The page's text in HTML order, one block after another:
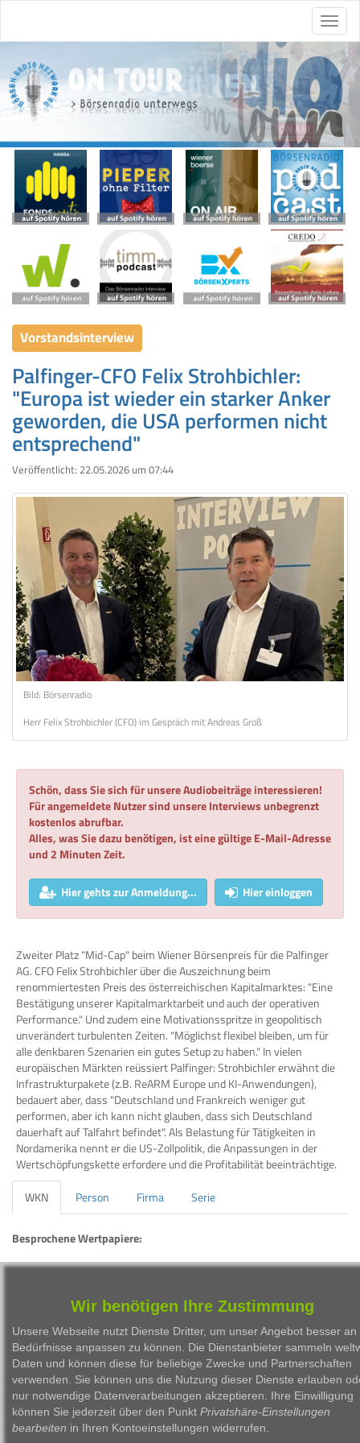
Vorstandsinterview
Palfinger-CFO Felix Strohbichler:
"Europa ist wieder ein starker Anker
geworden, die USA performen nicht
entsprechend"
Veröffentlicht: 22.05.2026 um 07:44
Bild: Börsenradio
Herr Felix Strohbichler (CFO) im Gespräch mit Andreas Groß
Schön, dass Sie sich für unsere Audiobeiträge interessieren!
Für angemeldete Nutzer sind unsere Interviews unbegrenzt
kostenlos abrufbar.
Alles, was Sie dazu benötigen, ist eine gültige E-Mail-Adresse
und 2 Minuten Zeit.
Hier gehts zur Anmeldung... Hier einloggen
Zweiter Platz "Mid-Cap" beim Wiener Börsenpreis für die Palfinger
AG. CFO Felix Strohbichler über die Auszeichnung beim
renommiertesten Preis des österreichischen Kapitalmarktes: "Eine
Bestätigung unserer Kapitalmarktarbeit und auch der operativen
Performance." Und zudem eine Motivationsspritze in geopolitisch
unverändert turbulenten Zeiten. "Möglichst flexibel bleiben, um für
alle denkbaren Szenarien ein gutes Setup zu haben." In vielen
europäischen Märkten reüssiert Palfinger: Strohbichler erwähnt die
Infrastrukturpakete (z.B. ReARM Europe und KI-Anwendungen),
bedauert aber, dass "Deutschland und Frankreich weniger gut
performen, aber ich kann nicht glauben, dass sich Deutschland
dauerhaft auf Talfahrt befindet". Als Belastung für Tätigkeiten in
Nordamerika nennt er die US-Zollpolitik, die Anpassungen in der
Wertschöpfungskette erfordere und die Profitabilität beeinträchtige.
WKN
Person Firma Serie
Besprochene Wertpapiere:
WKN
Bezeichnung
ISIN
PALFINGER AG AT0000758305
1999 - 2026 Börsen Radio Network AG
Wir benötigen Ihre Zustimmung
Unsere Webseite nutzt Dienste Dritter, um unser Angebot besser an
Bedürfnisse anpassen zu können. Die Dienstanbieter sammeln
Daten und können diese für beliebige Zwecke und Partnerschaften
verwenden. Sie können uns die Nutzung dieser Dienste erlauben
nur notwendige Datenverarbeitungen akzeptieren. Ihre Einwilligung
können Sie jederzeit über den Punkt Privatshäre-Einstellungen
bearbeiten in Ihren Kontoeinstellungen widerrufen.